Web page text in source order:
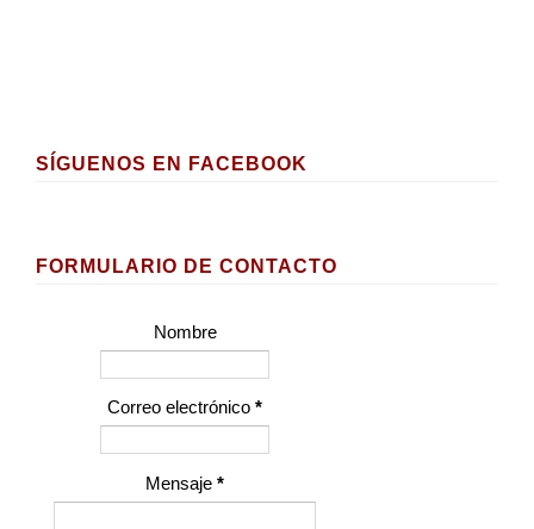
SÍGUENOS EN FACEBOOK
FORMULARIO DE CONTACTO
Nombre
Correo electrónico *
Mensaje *